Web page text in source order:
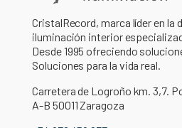
CristalRecord, marca líder en la
iluminación interior
Desde 1995 ofreciendo
Soluciones para la vida real.
Carretera de Logroño km. 3,7.
A-B 50011 Zaragoza